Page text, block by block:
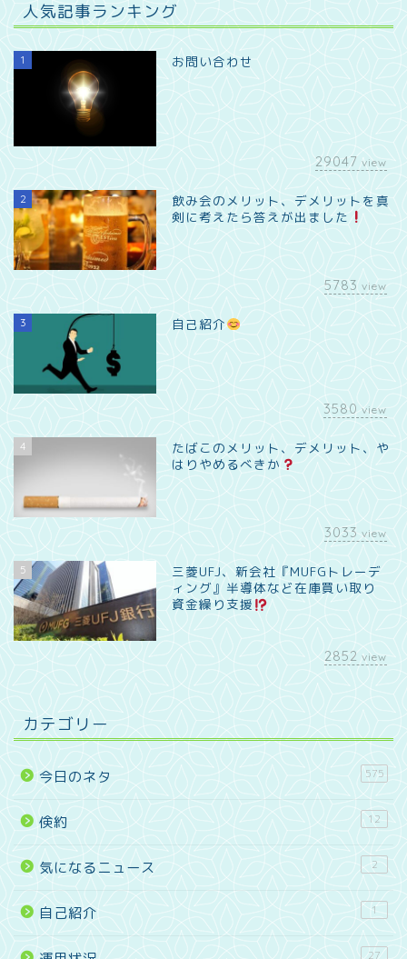
人気記事ランキング
1 お問い合わせ
29047 view
2
飲み会のメリット、デメリットを真
剣に考えたら答えが出ました
5783 view
3 自己紹介
3580 view
4
たばこのメリット、デメリット、や
はりやめるべきか
3033 view
5
三菱UFJ、新会社『MUFGトレーデ
ィング』半導体など在庫買い取り
資金繰り支援
2852 view
カテゴリー
今日のネタ 575
倹約 12
気になるニュース 2
自己紹介 1
27